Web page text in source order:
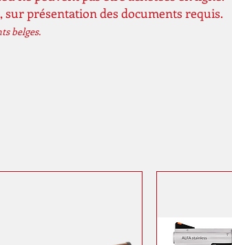
sur présentation des documents requis.
belges.